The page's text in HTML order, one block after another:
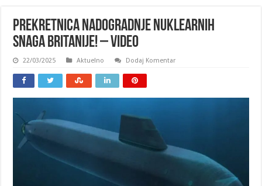
Prekretnica nadogradnje nuklearnih
snaga BritanijE! – VIDEO
22/03/2025 Aktuelno Dodaj Komentar